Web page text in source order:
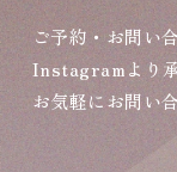
ご予約・お問い
Instagramより承
お気軽にお問い